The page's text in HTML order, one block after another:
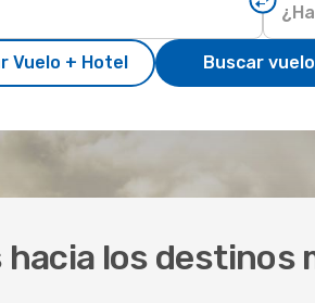
Vuelo + Hotel Buscar
hacia los destinos